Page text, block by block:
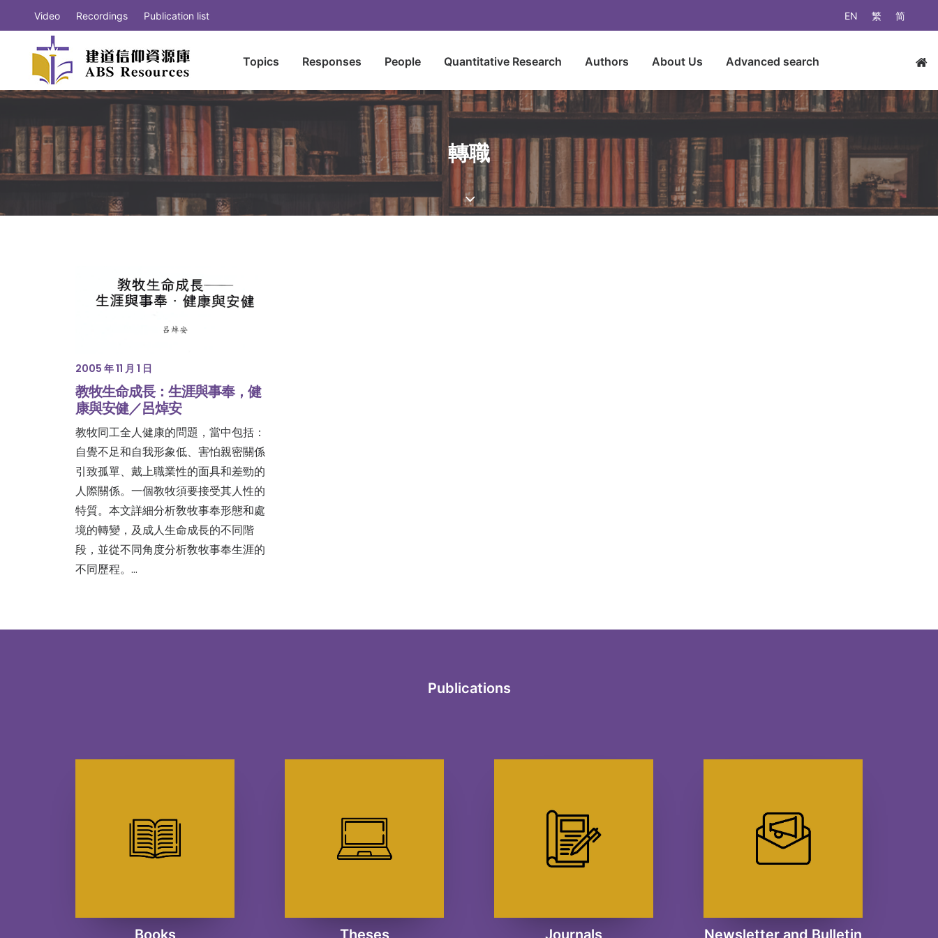
EN 繁 简
Video Recordings Publication list
Topics Responses People Quantitative Research Authors About Us Advanced search
轉職
2005 年 11 月 1 日
教牧生命成長：生涯與事奉，健
康與安健／呂焯安
教牧同工全人健康的問題，當中包括：
自覺不足和自我形象低、害怕親密關係
引致孤單、戴上職業性的面具和差勁的
人際關係。一個教牧須要接受其人性的
特質。本文詳細分析敎牧事奉形態和處
境的轉變，及成人生命成長的不同階
段，並從不同角度分析敎牧事奉生涯的
不同歷程。…
Publications
Books Theses Journals Newsletter and Bulletin